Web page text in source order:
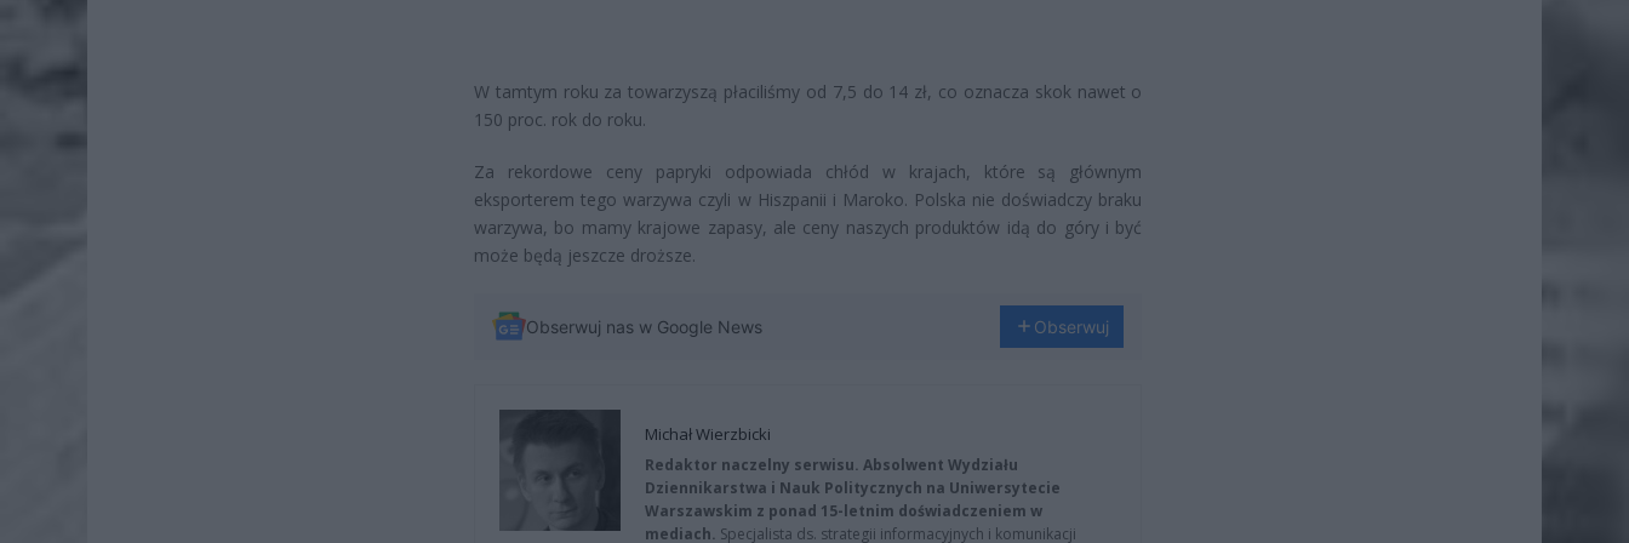
W tamtym roku za towarzyszą płaciliśmy od 7,5 do 14 zł, co oznacza skok nawet o
150 proc. rok do roku.
Za rekordowe ceny papryki odpowiada chłód w krajach, które są głównym
eksporterem tego warzywa czyli w Hiszpanii i Maroko. Polska nie doświadczy braku
warzywa, bo mamy krajowe zapasy, ale ceny naszych produktów idą do góry i być
może będą jeszcze droższe.
Obserwuj nas w Google News Obserwuj
Michał Wierzbicki
Redaktor naczelny serwisu. Absolwent Wydziału
Dziennikarstwa i Nauk Politycznych na Uniwersytecie
Warszawskim z ponad 15-letnim doświadczeniem w
mediach. Specjalista ds. strategii informacyjnych i komunikacji